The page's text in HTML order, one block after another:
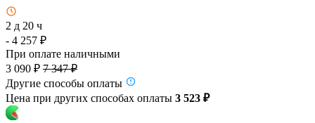
2 д 20 ч
- 4 257 ₽
При оплате наличными
3 090 ₽ 7 347 ₽
Другие способы оплаты
Цена при других способах оплаты 3 523 ₽